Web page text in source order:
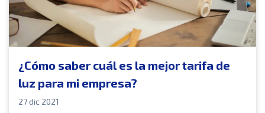
¿Cómo saber cuál es la mejor tarifa de
luz para mi empresa?
27 dic 2021